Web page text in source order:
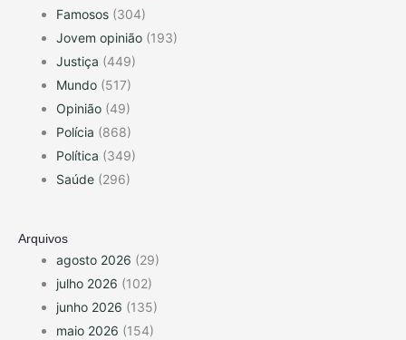
Famosos (304)
Jovem opinião (193)
Justiça (449)
Mundo (517)
Opinião (49)
Polícia (868)
Política (349)
Saúde (296)
Arquivos
agosto 2026 (29)
julho 2026 (102)
junho 2026 (135)
maio 2026 (154)